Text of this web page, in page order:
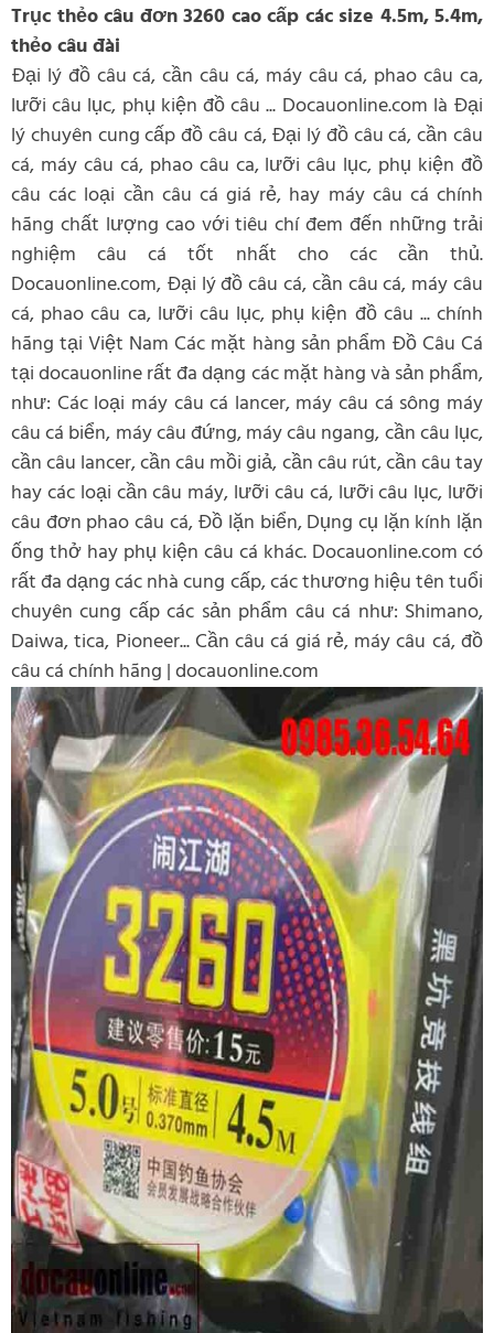
Trục thẻo câu đơn 3260 cao cấp các size 4.5m, 5.4m,
thẻo câu đài
Đại lý đồ câu cá, cần câu cá, máy câu cá, phao câu ca,
lưỡi câu lục, phụ kiện đồ câu ... Docauonline.com là Đại
lý chuyên cung cấp đồ câu cá, Đại lý đồ câu cá, cần câu
cá, máy câu cá, phao câu ca, lưỡi câu lục, phụ kiện đồ
câu các loại cần câu cá giá rẻ, hay máy câu cá chính
hãng chất lượng cao với tiêu chí đem đến những trải
nghiệm câu cá tốt nhất cho các cần thủ.
Docauonline.com, Đại lý đồ câu cá, cần câu cá, máy câu
cá, phao câu ca, lưỡi câu lục, phụ kiện đồ câu ... chính
hãng tại Việt Nam Các mặt hàng sản phẩm Đồ Câu Cá
tại docauonline rất đa dạng các mặt hàng và sản phẩm,
như: Các loại máy câu cá lancer, máy câu cá sông máy
câu cá biển, máy câu đứng, máy câu ngang, cần câu lục,
cần câu lancer, cần câu mồi giả, cần câu rút, cần câu tay
hay các loại cần câu máy, lưỡi câu cá, lưỡi câu lục, lưỡi
câu đơn phao câu cá, Đồ lặn biển, Dụng cụ lặn kính lặn
ống thở hay phụ kiện câu cá khác. Docauonline.com có
rất đa dạng các nhà cung cấp, các thương hiệu tên tuổi
chuyên cung cấp các sản phẩm câu cá như: Shimano,
Daiwa, tica, Pioneer... Cần câu cá giá rẻ, máy câu cá, đồ
câu cá chính hãng | docauonline.com